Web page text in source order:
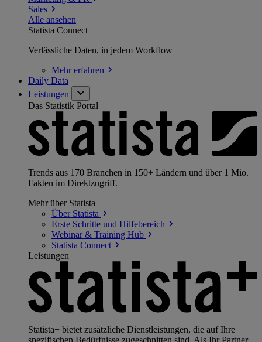
Sales
Alle ansehen
Statista Connect
Verlässliche Daten, in jedem Workflow
Mehrerfahren
Daily Data
Leistungen
Das Statistik Portal
Trends aus 170 Branchen in 150+ Ländern und über 1 Mio.
Fakten im Direktzugriff.
Mehr über Statista
Über Statista
Erste Schritte und Hilfebereich
Webinar & Training Hub
Statista Connect
Leistungen
Statista+ bietet zusätzliche Dienstleistungen, die auf Ihre
spezifischen Bedürfnisse zugeschnitten sind. Als Ihr Partner